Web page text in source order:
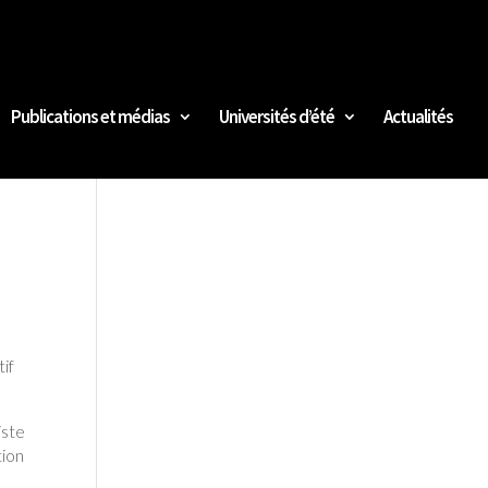
Publications et médias Universités d’été Actualités